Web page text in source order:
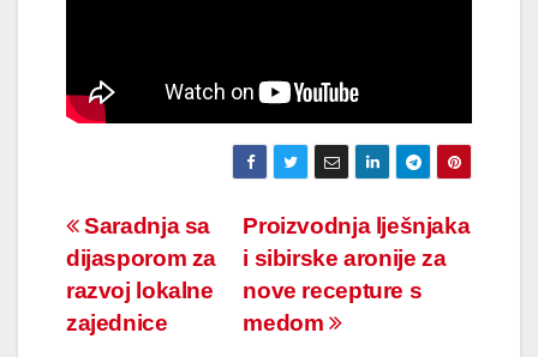
Navigacija
članaka
Proizvodnja lješnjaka
i sibirske aronije za
nove recepture s
medom
Saradnja sa
dijasporom za
razvoj lokalne
zajednice